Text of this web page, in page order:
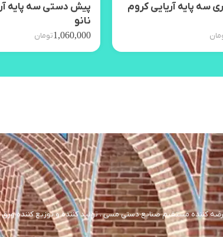
سه پایه آریایی کروم
پیش دستی سه پایه
نانو
1,060,000تومان
کننده مستقیم صنایع دستی مسی ، تولید کننده و توزیع کننده ورق